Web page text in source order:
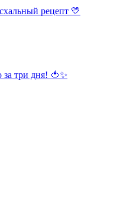
рецепт 💛
три дня! 🍅✨